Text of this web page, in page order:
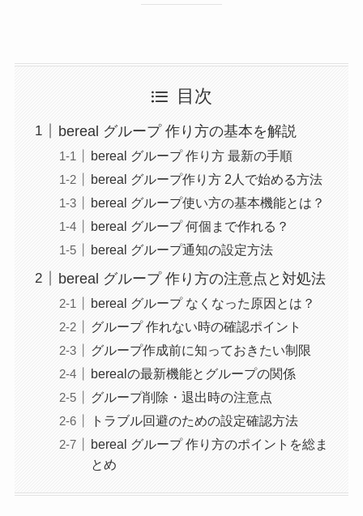
目次
bereal グループ 作り方の基本を解説
bereal グループ 作り方 最新の手順
bereal グループ作り方 2人で始める方法
bereal グループ使い方の基本機能とは？
bereal グループ 何個まで作れる？
bereal グループ通知の設定方法
bereal グループ 作り方の注意点と対処法
bereal グループ なくなった原因とは？
グループ 作れない時の確認ポイント
グループ作成前に知っておきたい制限
berealの最新機能とグループの関係
グループ削除・退出時の注意点
トラブル回避のための設定確認方法
bereal グループ 作り方のポイントを総ま
とめ